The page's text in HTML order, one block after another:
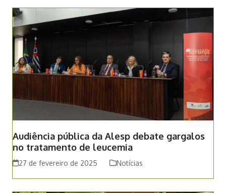
Audiência pública da Alesp debate gargalos
no tratamento de leucemia
27 de fevereiro de 2025 Notícias